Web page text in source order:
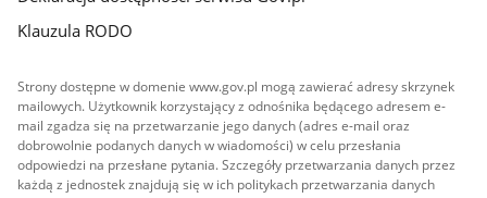
Klauzula RODO
Strony dostępne w domenie www.gov.pl mogą zawierać adresy skrzynek
mailowych. Użytkownik korzystający z odnośnika będącego adresem e-
mail zgadza się na przetwarzanie jego danych (adres e-mail oraz
dobrowolnie podanych danych w wiadomości) w celu przesłania
odpowiedzi na przesłane pytania. Szczegóły przetwarzania danych przez
każdą z jednostek znajdują się w ich politykach przetwarzania danych